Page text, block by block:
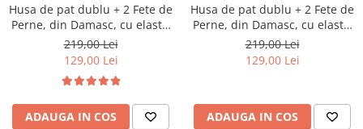
Husa de pat dublu + 2 Fete de
Perne, din Damasc, cu elastic
- Verde
219,00 Lei
129,00 Lei
ADAUGA IN COS
Husa de pat dublu + 2 Fete de
Perne, din Damasc, cu elastic
- Roz Deschis
219,00 Lei
129,00 Lei
ADAUGA IN COS